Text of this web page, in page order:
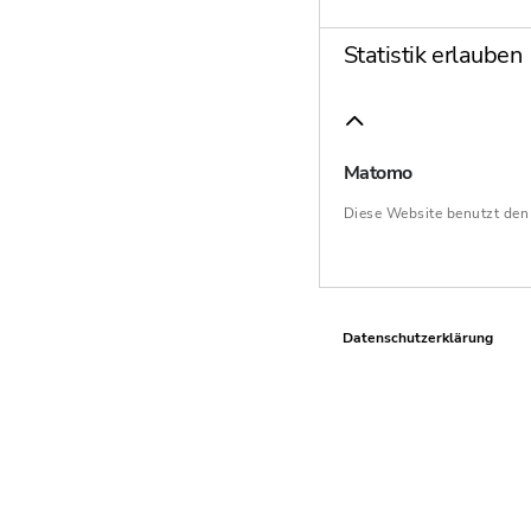
Statistik erlauben
Matomo
Diese Website benutzt
Datenschutzerklärung